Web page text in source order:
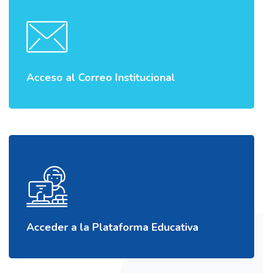
Acceso al Correo Institucional
Acceder a la Plataforma Educativa